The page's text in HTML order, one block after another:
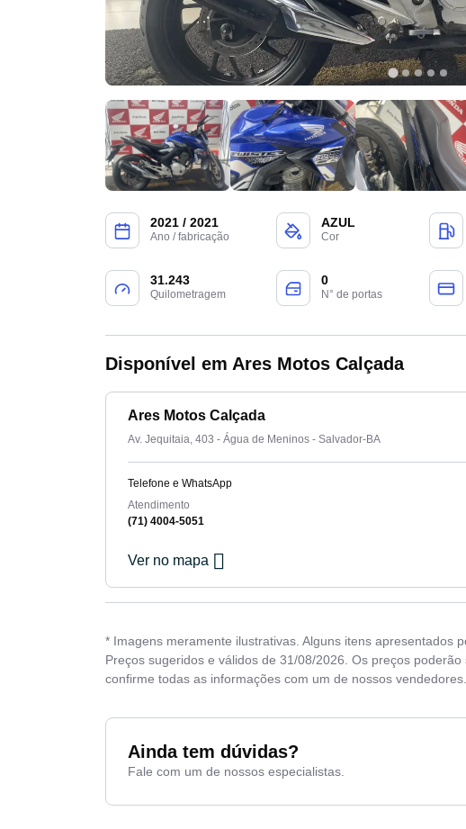
2021 / 2021
Ano / fabricação
AZUL
Cor
31.243
Quilometragem
0
N° de portas
Disponível em Ares Motos Calçada
Ares Motos Calçada
Av. Jequitaia, 403 - Água de Meninos - Salvador-BA
Telefone e WhatsApp
Atendimento
(71) 4004-5051
Ver no mapa
* Imagens meramente ilustrativas. Alguns itens apresentados
Preços sugeridos e válidos de 31/08/2026. Os preços
confirme todas as informações com um de nossos vendedores.
Ainda tem dúvidas?
Fale com um de nossos especialistas.